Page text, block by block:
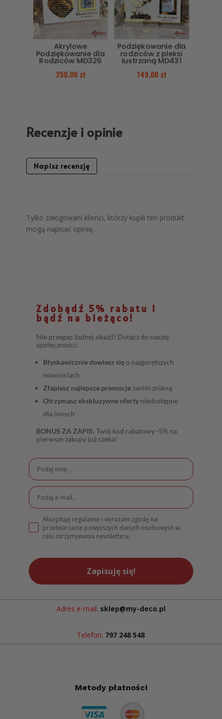
Akrylowe
Podziękowanie dla
Rodziców MD326
250,00zł
Podziękowanie dla
rodziców z pleksi
lustrzaną MD431
149,00zł
Recenzje i opinie
Napisz recenzję
Tylko zalogowani klienci, którzy kupili ten produkt
mogą napisać opinię.
Zdobądź 5% rabatu i
bądź na bieżąco!
Nie przegap żadnej okazji! Dołącz do naszej
społeczności:
Błyskawicznie dowiesz sięo najgorętszych
nowościach
Złapiesz najlepsze promocje zanim znikną
Otrzymasz ekskluzywne oferty niedostępne
dla innych
BONUS ZA ZAPIS: Twój kod rabatowy -5% na
pierwsze zakupy już czeka!
Akceptuję regulamin i wyrażam zgodę na
przetwarzanie powyższych danych osobowych w
celu otrzymywania newslettera.
Zapisuję się!
Adres e-mail: sklep@my-deco.pl
Telefon: 797 248 548
Metody płatności